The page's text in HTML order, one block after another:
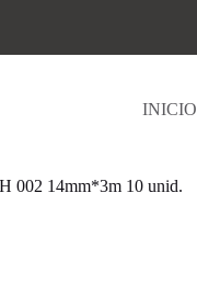
INICIO
002 14mm*3m 10 unid.